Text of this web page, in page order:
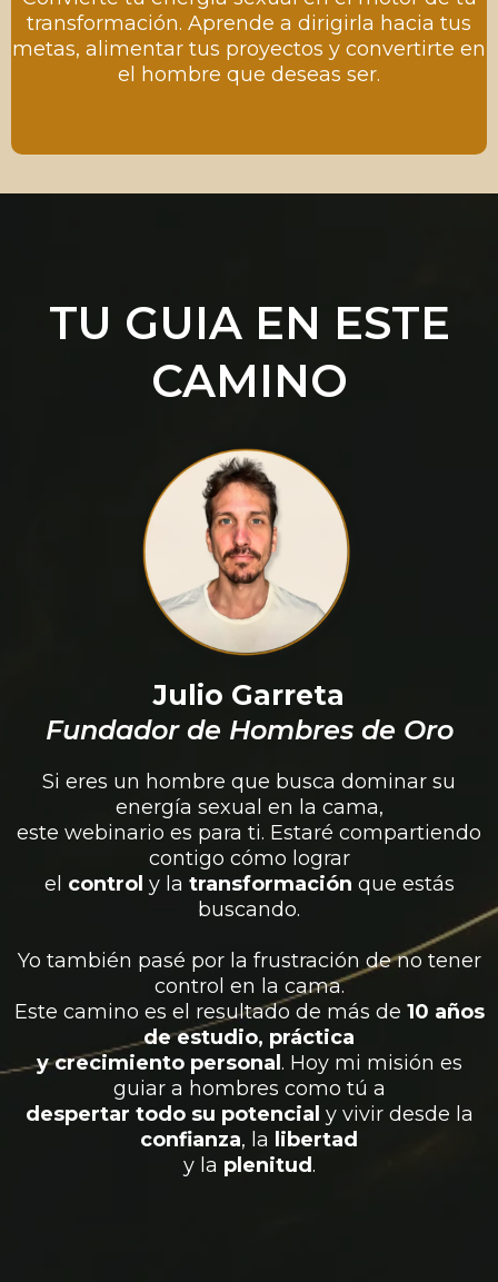
transformación. Aprende a dirigirla hacia tus
metas, alimentar tus proyectos y convertirte en
el hombre que deseas ser.
TU GUIA EN ESTE
CAMINO
Julio Garreta
Fundador de Hombres de Oro
Si eres un hombre que busca dominar su
energía sexual en la cama,
este webinario es para ti. Estaré compartiendo
contigo cómo lograr
el control y la transformación que estás
buscando.
Yo también pasé por la frustración de no tener
control en la cama.
Este camino es el resultado de más de 10 años
de estudio, práctica
y crecimiento personal . Hoy mi misión es
guiar a hombres como tú a
despertar todo su potencial y vivir desde la
confianza, la libertad
y la plenitud.